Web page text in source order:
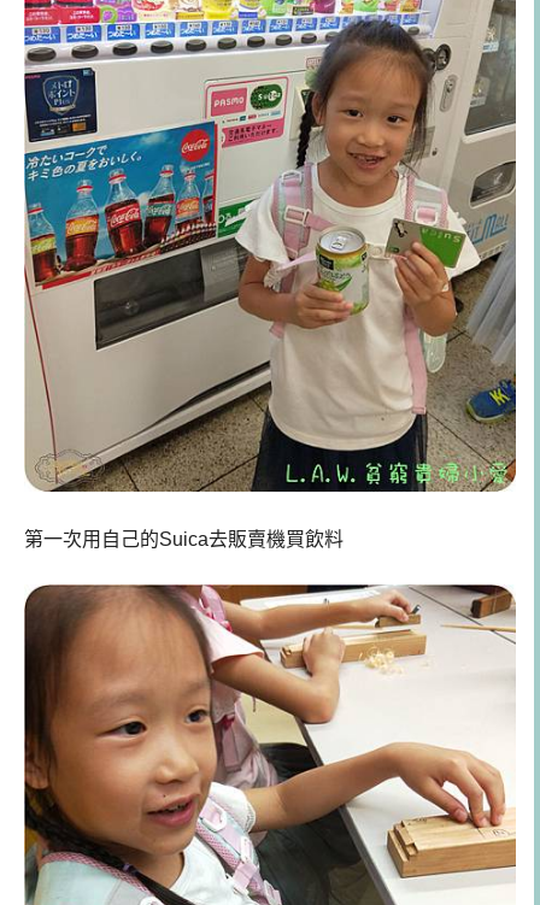
第一次用自己的Suica去販賣機買飲料